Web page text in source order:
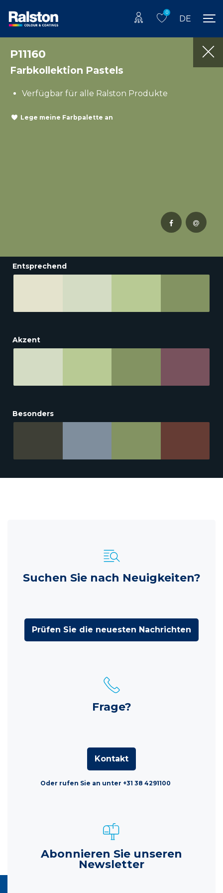
0
DE
P11160
Farbkollektion Pastels
Verfügbar für alle Ralston Produkte
Lege meine Farbpalette an
Entsprechend
Akzent
Besonders
Suchen Sie nach Neuigkeiten?
Prüfen Sie die neuesten Nachrichten
Frage?
Kontakt
Oder rufen Sie an unter +31 38 4291100
Abonnieren Sie unseren
Newsletter